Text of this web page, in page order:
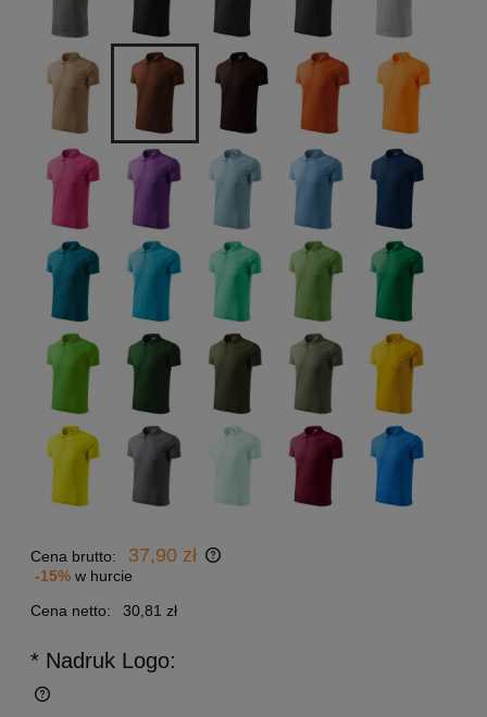
Cena brutto: 37,90 zł
-15% w hurcie
Cena netto:
30,81 zł
* Nadruk Logo: